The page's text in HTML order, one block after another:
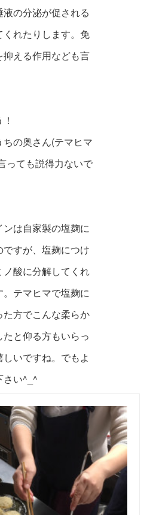
の分泌が促される
れたりします。免
える作用なども言
の奥さん(テマヒマ
っても説得力ないで
は自家製の塩麹に
ですが、塩麹につけ
酸に分解してくれ
テマヒマで塩麹に
方でこんな柔らか
と仰る方もいらっ
いですね。でもよ
さい^_^